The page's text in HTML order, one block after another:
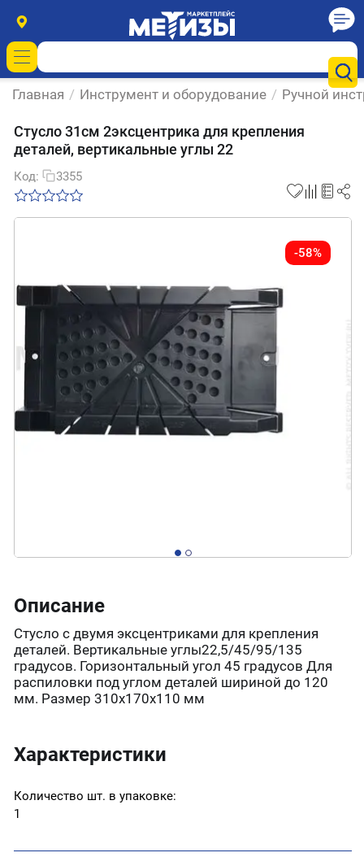
Главная / Инструмент и оборудование / Ручной
Стусло 31см 2эксцентрика для крепления
деталей, вертикальные углы 22
Код: 3355
-58%
Описание
Стусло с двумя эксцентриками для крепления
деталей. Вертикальные углы22,5/45/95/135
градусов. Горизонтальный угол 45 градусов Для
распиловки под углом деталей шириной до 120
мм. Размер 310х170х110 мм
Характеристики
Количество шт. в упаковке:
1